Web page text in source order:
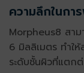
ความลึกในก
Morpheus8 สา
6 มิลลิเมตร ทำให้
ระดับชั้นผิวที่แตก